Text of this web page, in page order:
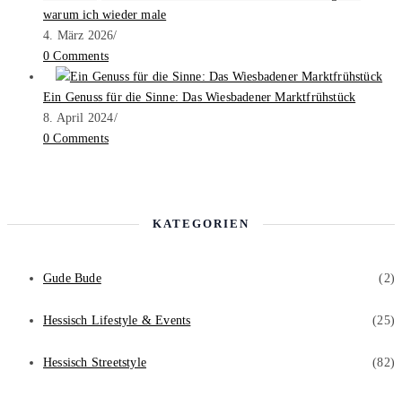
warum ich wieder male
4. März 2026/
0 Comments
Ein Genuss für die Sinne: Das Wiesbadener Marktfrühstück
8. April 2024/
0 Comments
KATEGORIEN
Gude Bude (2)
Hessisch Lifestyle & Events (25)
Hessisch Streetstyle (82)